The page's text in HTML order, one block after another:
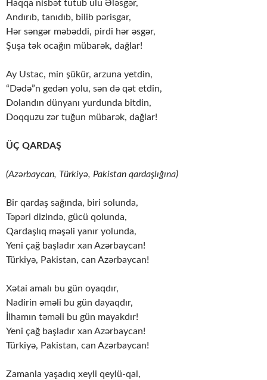
Haqqa nisbət tutub ulu Ələsgər,
Andırıb, tanıdıb, bilib pərisgar,
Hər səngər məbəddi, pirdi hər əsgər,
Şuşa tək ocağın mübarək, dağlar!
Ay Ustac, min şükür, arzuna yetdin,
“Dədə”n gedən yolu, sən də qət etdin,
Dolandın dünyanı yurdunda bitdin,
Doqquzu zər tuğun mübarək, dağlar!
ÜÇ QARDAŞ
(Azərbaycan, Türkiyə, Pakistan qardaşlığına)
Bir qardaş sağında, biri solunda,
Təpəri dizində, gücü qolunda,
Qardaşlıq məşəli yanır yolunda,
Yeni çağ başladır xan Azərbaycan!
Türkiyə, Pakistan, can Azərbaycan!
Xətai amalı bu gün oyaqdır,
Nadirin əməli bu gün dayaqdır,
İlhamın təməli bu gün mayakdır!
Yeni çağ başladır xan Azərbaycan!
Türkiyə, Pakistan, can Azərbaycan!
Zamanla yaşadıq xeyli qeylü-qal,